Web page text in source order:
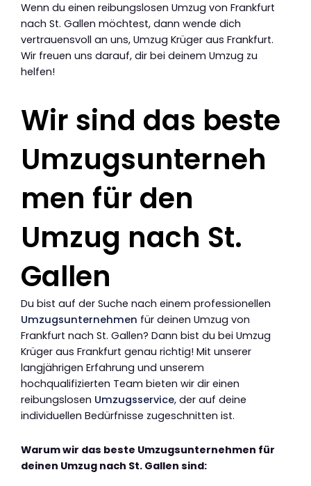
Wenn du einen reibungslosen Umzug von Frankfurt
nach St. Gallen möchtest, dann wende dich
vertrauensvoll an uns, Umzug Krüger aus Frankfurt.
Wir freuen uns darauf, dir bei deinem Umzug zu
helfen!
Wir sind das beste
Umzugsunterneh
men für den
Umzug nach St.
Gallen
Du bist auf der Suche nach einem professionellen
Umzugsunternehmen für deinen Umzug von
Frankfurt nach St. Gallen? Dann bist du bei Umzug
Krüger aus Frankfurt genau richtig! Mit unserer
langjährigen Erfahrung und unserem
hochqualifizierten Team bieten wir dir einen
reibungslosen Umzugsservice, der auf deine
individuellen Bedürfnisse zugeschnitten ist.
Warum wir das beste Umzugsunternehmen für
deinen Umzug nach St. Gallen sind: